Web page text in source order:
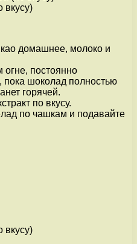
вкусу)
домашнее, молоко и
огне, постоянно
шоколад полностью
горячей.
по вкусу.
по чашкам и подавайте
вкусу)